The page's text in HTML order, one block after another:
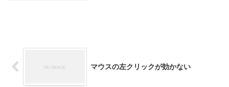
マウスの左クリックが効かない